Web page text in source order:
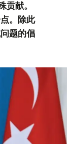
献。
。除此
题的倡